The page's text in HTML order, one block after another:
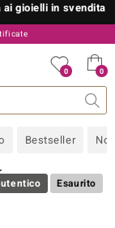
ai gioielli in svendita
0 0
Bestseller
anellipreziose
Consigli
Esaurito